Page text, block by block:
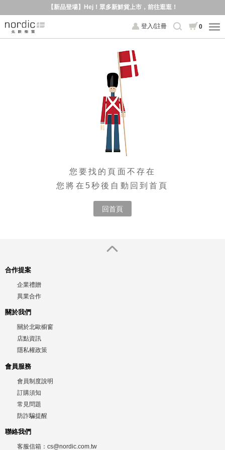
【新品登場】Hej！眾多新鮮貨上市，前往逛逛！
登入/註冊 0
您要找的頁面不存在
您將在5秒後自動回到首頁
回首頁
合作提案
企業禮贈
異業合作
關於我們
關於北歐櫥窗
店點資訊
隱私權政策
會員服務
會員制度說明
訂購須知
常見問題
防詐騙提醒
聯絡我們
客服信箱： cs@nordic.com.tw